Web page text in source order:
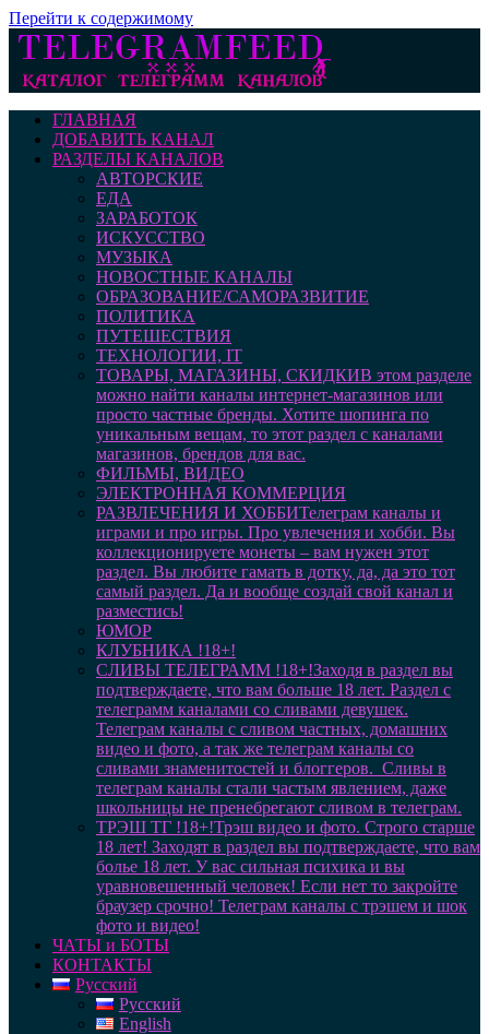
Перейти к содержимому
ГЛАВНАЯ
ДОБАВИТЬ КАНАЛ
РАЗДЕЛЫ КАНАЛОВ
АВТОРСКИЕ
ЕДА
ЗАРАБОТОК
ИСКУССТВО
МУЗЫКА
НОВОСТНЫЕ КАНАЛЫ
ОБРАЗОВАНИЕ/САМОРАЗВИТИЕ
ПОЛИТИКА
ПУТЕШЕСТВИЯ
ТЕХНОЛОГИИ, IT
ТОВАРЫ, МАГАЗИНЫ, СКИДКИВ этом разделе
можно найти каналы интернет-магазинов или
просто частные бренды. Хотите шопинга по
уникальным вещам, то этот раздел с каналами
магазинов, брендов для вас.
ФИЛЬМЫ, ВИДЕО
ЭЛЕКТРОННАЯ КОММЕРЦИЯ
РАЗВЛЕЧЕНИЯ И ХОББИТелеграм каналы и
играми и про игры. Про увлечения и хобби. Вы
коллекционируете монеты – вам нужен этот
раздел. Вы любите гамать в дотку, да, да это тот
самый раздел. Да и вообще создай свой канал и
разместись!
ЮМОР
КЛУБНИКА !18+!
СЛИВЫ ТЕЛЕГРАММ !18+!Заходя в раздел вы
подтверждаете, что вам больше 18 лет. Раздел с
телеграмм каналами со сливами девушек.
Телеграм каналы с сливом частных, домашних
видео и фото, а так же телеграм каналы со
сливами знаменитостей и блоггеров. Сливы в
телеграм каналы стали частым явлением, даже
школьницы не пренебрегают сливом в телеграм.
ТРЭШ ТГ !18+!Трэш видео и фото. Строго старше
18 лет! Заходят в раздел вы подтверждаете, что вам
болье 18 лет. У вас сильная психика и вы
уравновешенный человек! Если нет то закройте
браузер срочно! Телеграм каналы с трэшем и шок
фото и видео!
ЧАТЫ и БОТЫ
КОНТАКТЫ
Русский
Русский
English